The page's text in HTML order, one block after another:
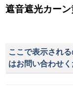
遮音遮光カー
ここで表示され
はお問い合わせく